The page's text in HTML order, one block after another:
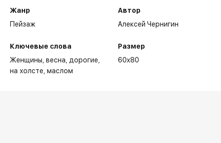
Жанр
Пейзаж
Ключевые слова
Женщины весна дорогие
на холсте маслом
Автор
Алексей Чернигин
Размер
60x80